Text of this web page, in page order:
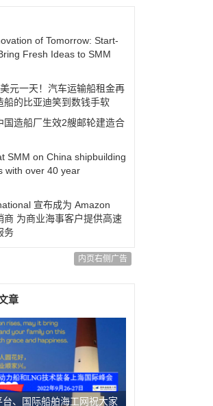
of Tomorrow: Start-
Fresh Ideas to SMM
元一天！汽车运输船租金再
船的比亚迪笑到数钱手软
国造船厂生效2艘邮轮建造合
SMM on China shipbuilding
with over 40 year
宣布成为 Amazon
商 为商业海事客户提供高速
务
内页右侧广告
章
、国际船舶海工网祝大家